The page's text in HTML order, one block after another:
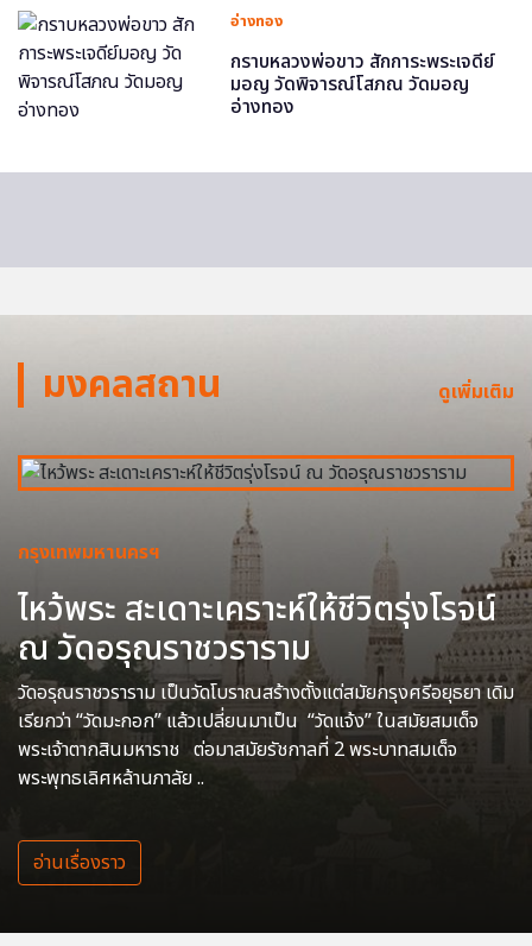
อ่างทอง
กราบหลวงพ่อขาว สักการะพระเจดีย์
มอญ วัดพิจารณ์โสภณ วัดมอญ
อ่างทอง
มงคลสถาน ดูเพิ่มเติม
กรุงเทพมหานครฯ
ไหว้พระ สะเดาะเคราะห์ให้ชีวิตรุ่งโรจน์
ณ วัดอรุณราชวราราม
วัดอรุณราชวราราม เป็นวัดโบราณสร้างตั้งแต่สมัยกรุงศรีอยุธยา เดิม
เรียกว่า “วัดมะกอก” แล้วเปลี่ยนมาเป็น “วัดแจ้ง” ในสมัยสมเด็จ
พระเจ้าตากสินมหาราช ต่อมาสมัยรัชกาลที่ 2 พระบาทสมเด็จ
พระพุทธเลิศหล้านภาลัย ..
อ่านเรื่องราว